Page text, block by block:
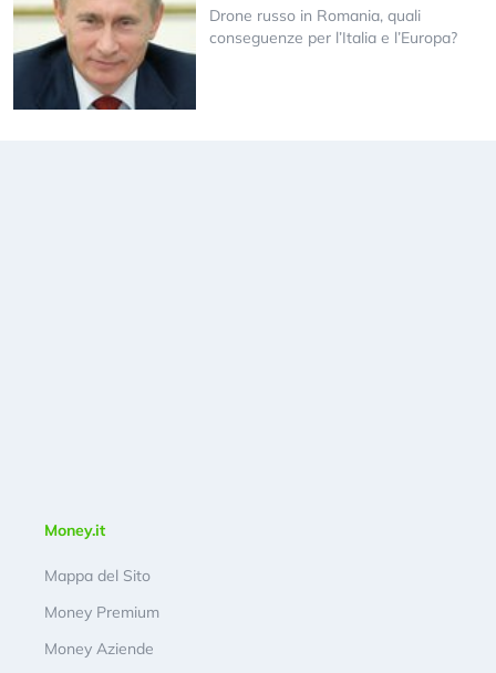
Drone russo in Romania, quali
conseguenze per l’Italia e l’Europa?
Money.it
Mappa del Sito
Money Premium
Money Aziende